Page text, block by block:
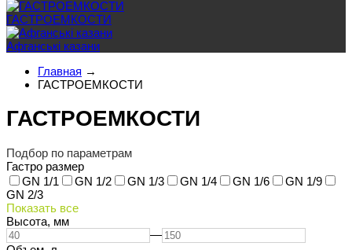
ГАСТРОЕМКОСТИ
Афганські казани
Главная →
ГАСТРОЕМКОСТИ
ГАСТРОЕМКОСТИ
Подбор по параметрам
Гастро размер
GN 1/1
GN 1/2 GN 1/3 GN 1/4 GN 1/6
GN 1/9
GN 2/3
Показать все
Высота, мм
—